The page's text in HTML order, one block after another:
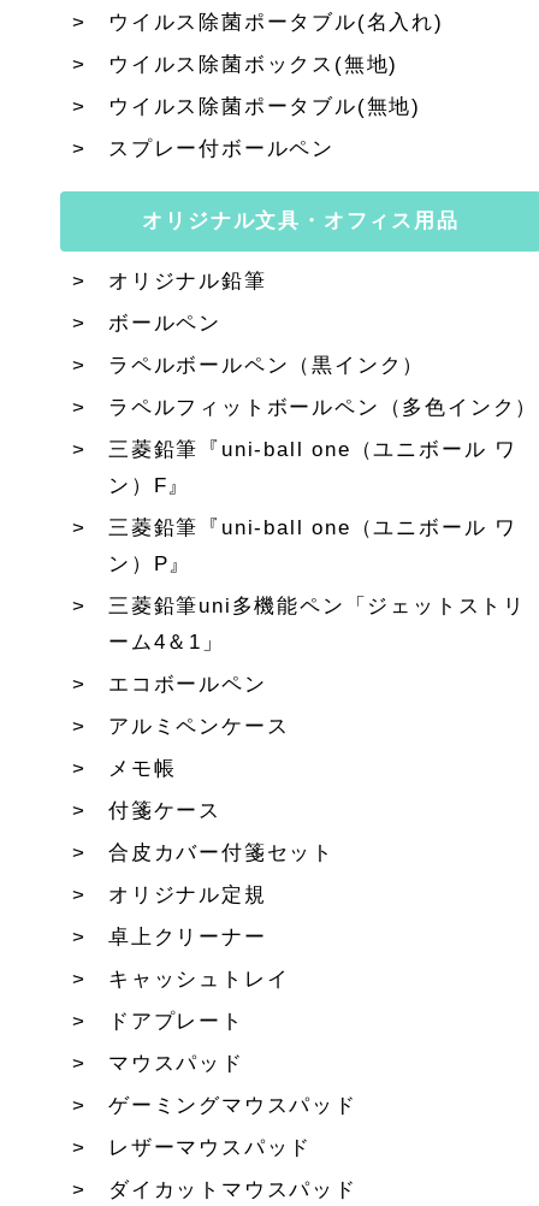
ウイルス除菌ポータブル(名入れ)
ウイルス除菌ボックス(無地)
ウイルス除菌ポータブル(無地)
スプレー付ボールペン
オリジナル文具・オフィス用品
オリジナル鉛筆
ボールペン
ラペルボールペン（黒インク）
ラペルフィットボールペン（多色インク）
三菱鉛筆『uni-ball one（ユニボール ワ
ン）F』
三菱鉛筆『uni-ball one（ユニボール ワ
ン）P』
三菱鉛筆uni多機能ペン「ジェットストリ
ーム4＆1」
エコボールペン
アルミペンケース
メモ帳
付箋ケース
合皮カバー付箋セット
オリジナル定規
卓上クリーナー
キャッシュトレイ
ドアプレート
マウスパッド
ゲーミングマウスパッド
レザーマウスパッド
ダイカットマウスパッド